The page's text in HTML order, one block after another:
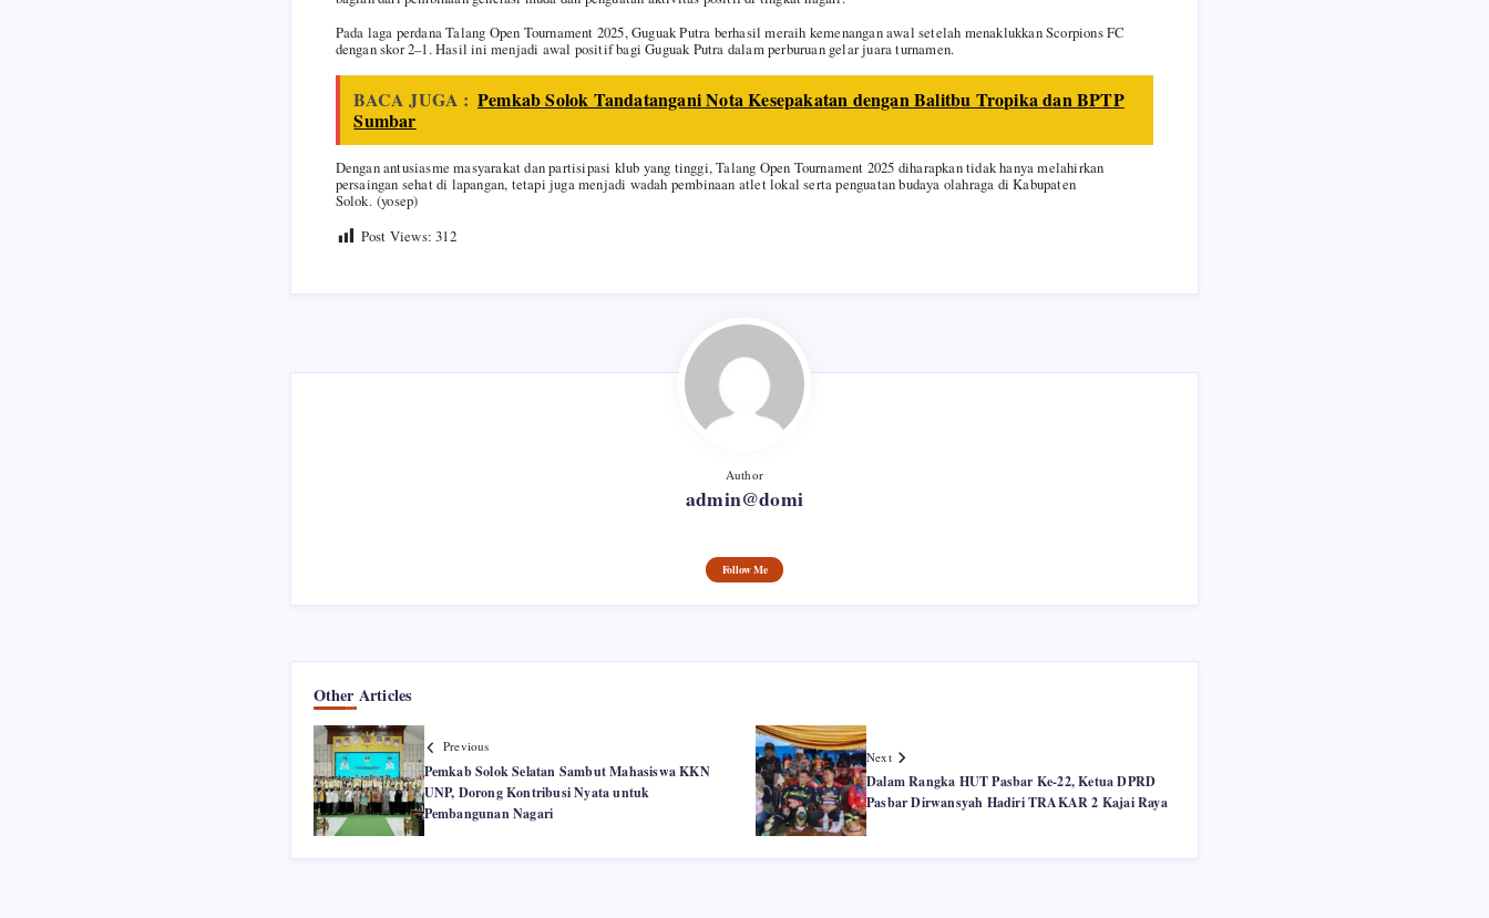
Pada laga perdana Talang Open Tournament 2025, Guguak Putra berhasil meraih kemenangan awal setelah menaklukkan Scorpions FC
dengan skor 2–1. Hasil ini menjadi awal positif bagi Guguak Putra dalam perburuan gelar juara turnamen.
BACA JUGA : Pemkab Solok Tandatangani Nota Kesepakatan dengan Balitbu Tropika dan BPTP
Sumbar
Dengan antusiasme masyarakat dan partisipasi klub yang tinggi, Talang Open Tournament 2025 diharapkan tidak hanya melahirkan
persaingan sehat di lapangan, tetapi juga menjadi wadah pembinaan atlet lokal serta penguatan budaya olahraga di Kabupaten
Solok. (yosep)
Post Views: 312
Author
admin@domi
Follow Me
Other Articles
Previous
Pemkab Solok Selatan Sambut Mahasiswa KKN
UNP, Dorong Kontribusi Nyata untuk
Pembangunan Nagari
Next
Dalam Rangka HUT Pasbar Ke-22, Ketua DPRD
Pasbar Dirwansyah Hadiri TRAKAR 2 Kajai Raya